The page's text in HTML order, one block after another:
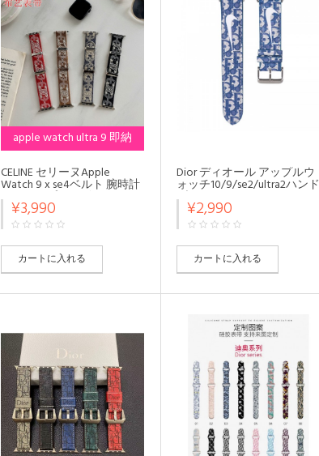
apple watch ultra 9 即納
CELINE セリーヌApple
Watch 9 x se4ベルト 腕時計
ストラップメンズ レディー
スapple watch
10/9/8/SE2/ultra バンドファ
ッションApple Watch 9 10
バンドハイブランド
¥3,990
カートに入れる
Dior ディオール アップルウ
ォッチ10/9/se2/ultra2ハンド
ブランドNikeナイキ apple
watch 10/9/8/SE2/ULTRAス
トラップ ファッションレザ
ー製 芸能人愛用
¥2,990
カートに入れる